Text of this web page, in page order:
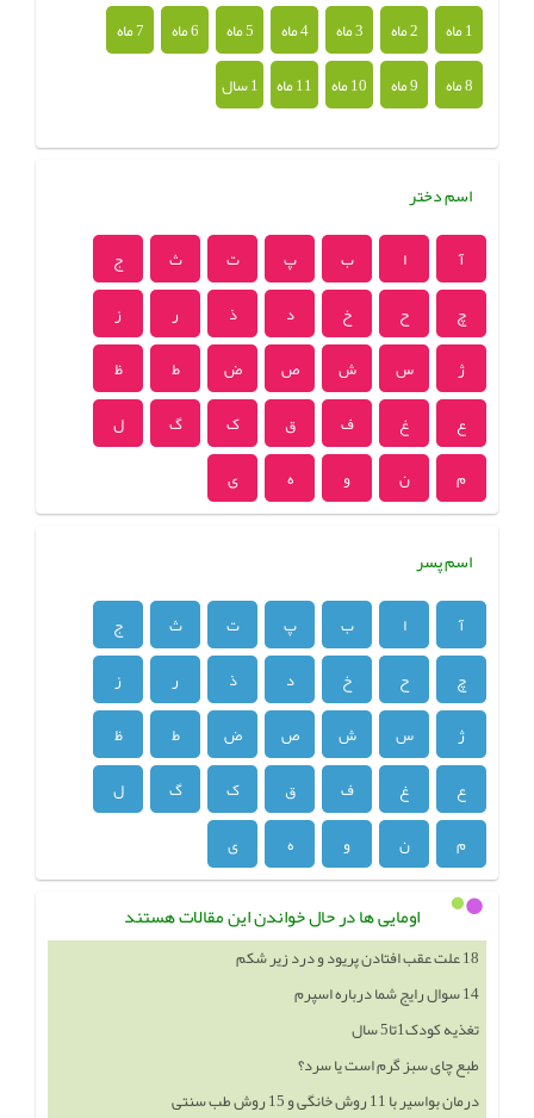
1 ماه 2 ماه 3 ماه 4 ماه 5 ماه 6 ماه
7 ماه
8 ماه
9 ماه 10 ماه 11 ماه 1 سال
اسم دختر
آ ا ب پ ت ث
ج
چ
ح خ د ذ ر
ز
ژ
س ش ص ض ط
ظ
ع
غ ف ق ک گ
ل
م
ن و ه ی
اسم پسر
آ ا ب پ ت ث
ج
چ
ح خ د ذ ر
ز
ژ
س ش ص ض ط
ظ
ع
غ ف ق ک گ
ل
م
ن و ه ی
اومایی ها در حال خواندن این مقالات هستند
14 سوال رایج شما درباره اسپرم
تغذیه کودک1تا5 سال
طبع چای سبز گرم است یا سرد؟
درمان بواسیر با 11 روش خانگی و 15 روش طب سنتی
اندازه طبیعی فولیکول برای بارداری